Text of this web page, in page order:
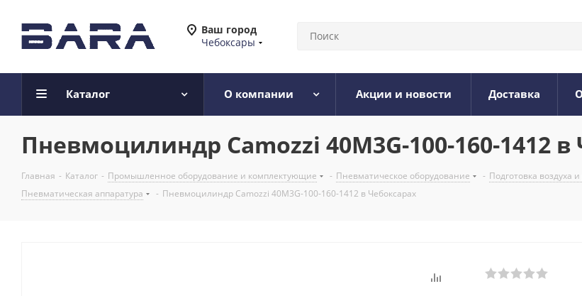
Ваш город
Чебоксары
Каталог О компании Акции и новости Доставка
Пневмоцилиндр Camozzi 40M3G-100-160-1412 в
Главная - Каталог - Промышленное оборудование и комплектующие - Пневматическое оборудование - Подготовка воздуха
Пневматическая аппаратура
- Пневмоцилиндр Camozzi 40M3G-100-160-1412 в Чебоксарах